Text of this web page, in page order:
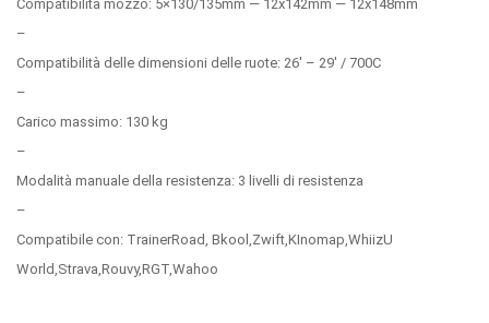
Compatibilità mozzo: 5×130/135mm — 12x142mm — 12x148mm
–
Compatibilità delle dimensioni delle ruote: 26′ – 29′ / 700C
–
Carico massimo: 130 kg
–
Modalità manuale della resistenza: 3 livelli di resistenza
–
Compatibile con: TrainerRoad, Bkool,Zwift,KInomap,WhiizU
World,Strava,Rouvy,RGT,Wahoo